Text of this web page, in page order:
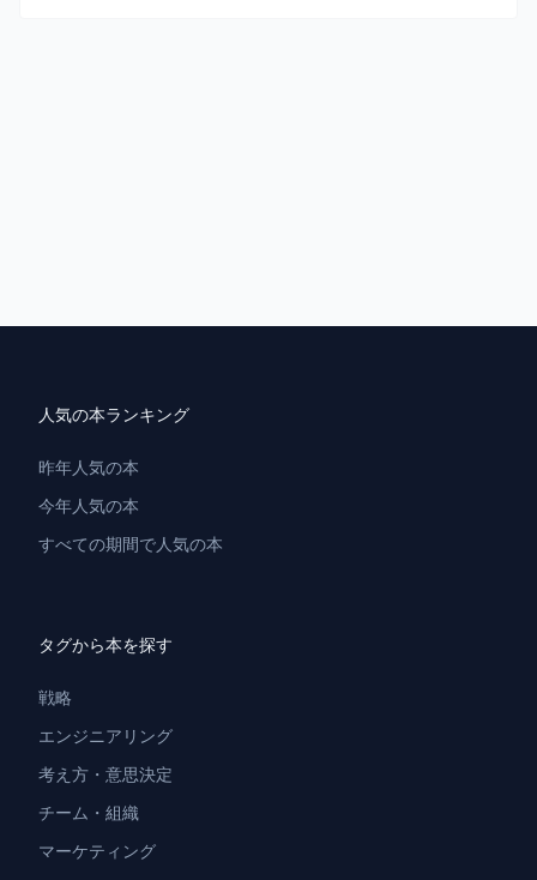
人気の本ランキング
昨年人気の本
今年人気の本
すべての期間で人気の本
タグから本を探す
戦略
エンジニアリング
考え方・意思決定
チーム・組織
マーケティング